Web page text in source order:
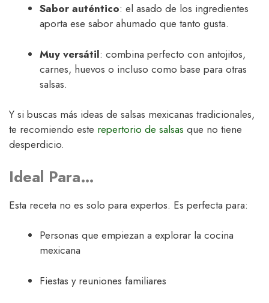
Sabor auténtico: el asado de los ingredientes
aporta ese sabor ahumado que tanto gusta.
Muy versátil: combina perfecto con antojitos,
carnes, huevos o incluso como base para otras
salsas.
Y si buscas más ideas de salsas mexicanas tradicionales,
te recomiendo este repertorio de salsas que no tiene
desperdicio.
Ideal Para…
Esta receta no es solo para expertos. Es perfecta para:
Personas que empiezan a explorar la cocina
mexicana
Fiestas y reuniones familiares